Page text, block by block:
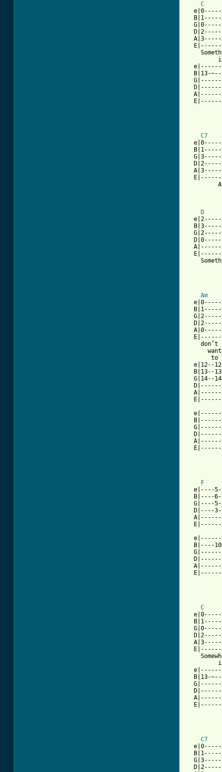
C
B|13-
C7
D
Am
don’t
to
e|12--
B|13--
G|14--
F
e|----
B|----
G|----
D|----
B|----
C
B|13-
C7